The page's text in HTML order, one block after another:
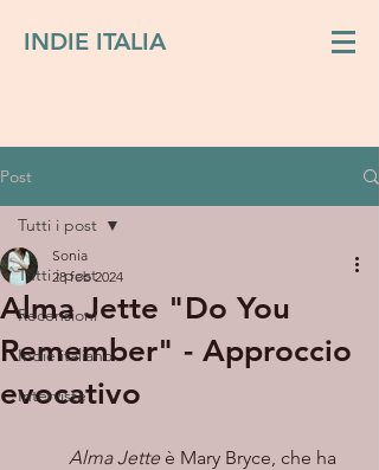
INDIE ITALIA
Post
Tutti i post
Recensioni
Indie italiano
Interviste
Tutti i post
Alma Jette "Do You
Remember" - Approccio
evocativo
Sonia
28 feb 2024
Alma Jette è Mary Bryce, che ha